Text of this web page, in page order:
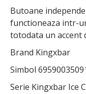
Butoane
functioneaza intr-
totodata un accent
Brand Kingxbar
Simbol
Serie Kingxbar Ice